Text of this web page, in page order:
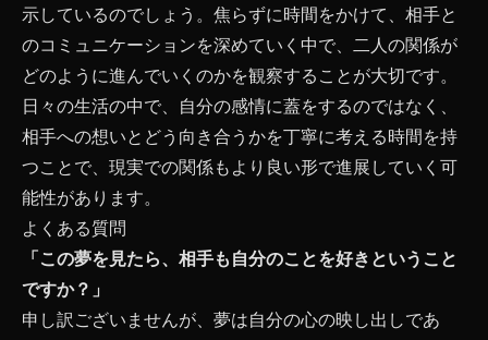
示しているのでしょう。焦らずに時間をかけて、相手と
のコミュニケーションを深めていく中で、二人の関係が
どのように進んでいくのかを観察することが大切です。
日々の生活の中で、自分の感情に蓋をするのではなく、
相手への想いとどう向き合うかを丁寧に考える時間を持
つことで、現実での関係もより良い形で進展していく可
能性があります。
よくある質問
「この夢を見たら、相手も自分のことを好きということ
ですか？」
申し訳ございませんが、夢は自分の心の映し出しであ